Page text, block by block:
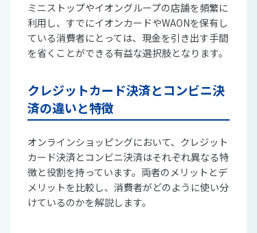
ミニストップやイオングループの店舗を頻繁に
利用し、すでにイオンカードやWAONを保有し
ている消費者にとっては、現金を引き出す手間
を省くことができる有益な選択肢となります。
クレジットカード決済とコンビニ決
済の違いと特徴
オンラインショッピングにおいて、クレジット
カード決済とコンビニ決済はそれぞれ異なる特
徴と役割を持っています。両者のメリットとデ
メリットを比較し、消費者がどのように使い分
けているのかを解説します。